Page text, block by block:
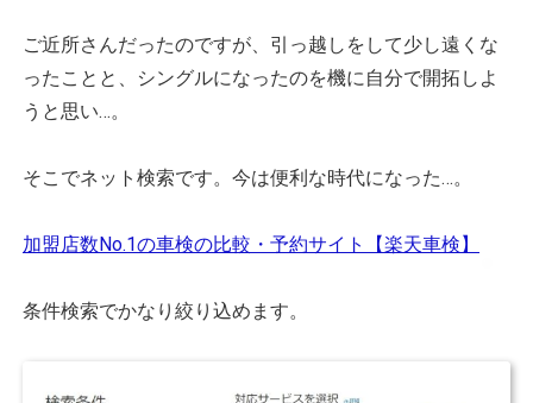
ご近所さんだったのですが、引っ越しをして少し遠くな
ったことと、シングルになったのを機に自分で開拓しよ
うと思い…。
そこでネット検索です。今は便利な時代になった…。
加盟店数No.1の車検の比較・予約サイト【楽天車検】
条件検索でかなり絞り込めます。